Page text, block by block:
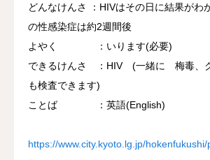
どんなけんさ ：HIVはその日に結果がわ
の性感染症は約2週間後
よやく ：いります(必要)
できるけんさ ：HIV (一緒に 梅毒、
も検査できます)
ことば ：英語(English)
https://www.city.kyoto.lg.jp/